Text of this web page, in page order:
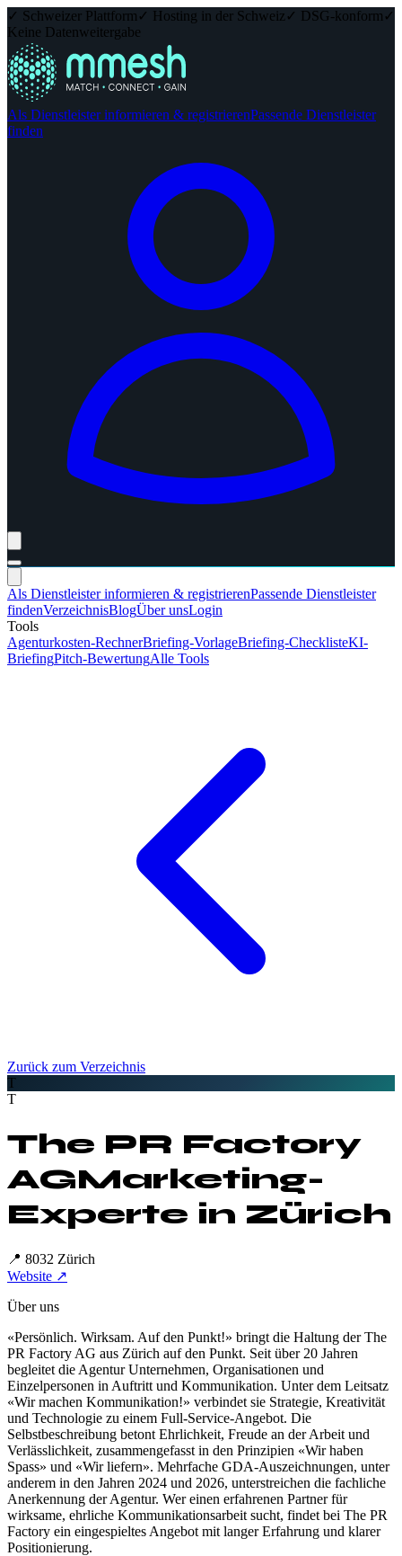
✓ Schweizer Plattform ✓ Hosting in der Schweiz ✓ DSG-konform ✓
Keine Datenweitergabe
Als Dienstleister informieren & registrierenPassende Dienstleister
finden
Als Dienstleister informieren & registrierenPassende Dienstleister
findenVerzeichnisBlogÜber unsLogin
Tools
Agenturkosten-RechnerBriefing-VorlageBriefing-ChecklisteKI-
BriefingPitch-BewertungAlle Tools
Zurück zum Verzeichnis
T
T
The PR Factory
AGMarketing-
Experte in Zürich
📍 8032 Zürich
Website ↗
Über uns
«Persönlich. Wirksam. Auf den Punkt!» bringt die Haltung der The
PR Factory AG aus Zürich auf den Punkt. Seit über 20 Jahren
begleitet die Agentur Unternehmen, Organisationen und
Einzelpersonen in Auftritt und Kommunikation. Unter dem Leitsatz
«Wir machen Kommunikation!» verbindet sie Strategie, Kreativität
und Technologie zu einem Full-Service-Angebot. Die
Selbstbeschreibung betont Ehrlichkeit, Freude an der Arbeit und
Verlässlichkeit, zusammengefasst in den Prinzipien «Wir haben
Spass» und «Wir liefern». Mehrfache GDA-Auszeichnungen, unter
anderem in den Jahren 2024 und 2026, unterstreichen die fachliche
Anerkennung der Agentur. Wer einen erfahrenen Partner für
wirksame, ehrliche Kommunikationsarbeit sucht, findet bei The PR
Factory ein eingespieltes Angebot mit langer Erfahrung und klarer
Positionierung.